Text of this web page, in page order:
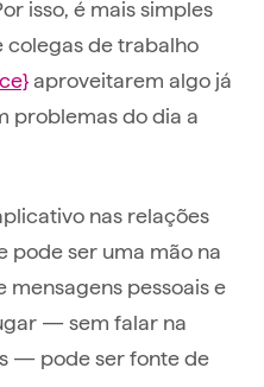
isso, é mais simples
colegas de trabalho
aproveitarem algo já
problemas do dia a
nas relações
pode ser uma mão na
mensagens pessoais e
— sem falar na
— pode ser fonte de